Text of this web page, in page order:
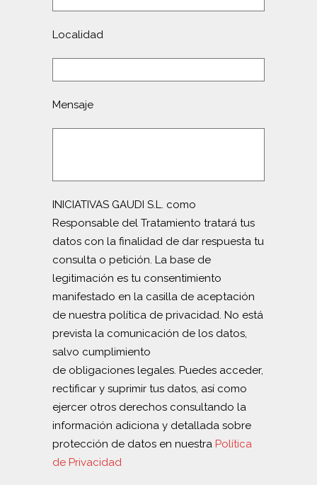
Localidad
Mensaje
INICIATIVAS GAUDI S.L. como
Responsable del Tratamiento tratará tus
datos con la finalidad de dar respuesta tu
consulta o petición. La base de
legitimación es tu consentimiento
manifestado en la casilla de aceptación
de nuestra política de privacidad. No está
prevista la comunicación de los datos,
salvo cumplimiento
de obligaciones legales. Puedes acceder,
rectificar y suprimir tus datos, así como
ejercer otros derechos consultando la
información adiciona y detallada sobre
protección de datos en nuestra Política
de Privacidad